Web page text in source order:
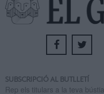
SUBSCRIPCIÓ AL BUTLLETÍ
Rep els titulars a la teva bústia